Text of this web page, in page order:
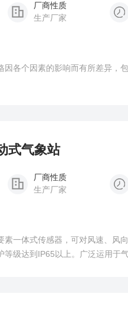
厂商性质
生产厂家
因各个因素的影响而有所差异，
式气象站
厂商性质
生产厂家
素一体式传感器，可对风速、风
等级达到IP65以上。广泛运用于